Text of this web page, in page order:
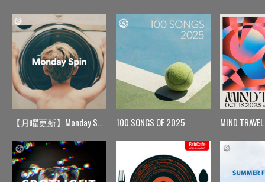
【月曜更新】Monday Spin 100 SONGS OF 2025 MIND TRAVEL